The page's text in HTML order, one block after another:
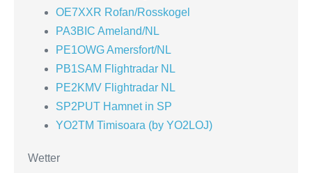
OE7XXR Rofan/Rosskogel
PA3BIC Ameland/NL
PE1OWG Amersfort/NL
PB1SAM Flightradar NL
PE2KMV Flightradar NL
SP2PUT Hamnet in SP
YO2TM Timisoara (by YO2LOJ)
Wetter